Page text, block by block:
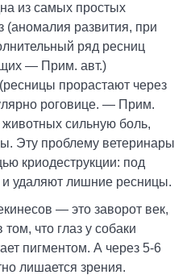
из самых простых
(аномалия развития, при
ряд ресниц
— Прим. авт.)
прорастают через
роговице. — Прим.
животных сильную боль,
Эту проблему ветеринары
криодеструкции: под
удаляют лишние ресницы.
— это заворот век,
что глаз у собаки
пигментом. А через 5-6
лишается зрения.